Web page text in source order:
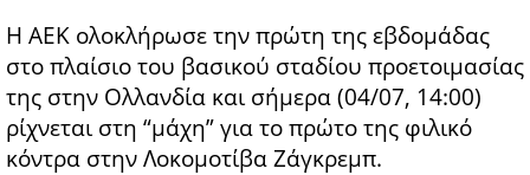
Η ΑΕΚ ολοκλήρωσε την πρώτη της εβδομάδας
στο πλαίσιο του βασικού σταδίου προετοιμασίας
της στην Ολλανδία και σήμερα (04/07, 14:00)
ρίχνεται στη “μάχη” για το πρώτο της φιλικό
κόντρα στην Λοκομοτίβα Ζάγκρεμπ.